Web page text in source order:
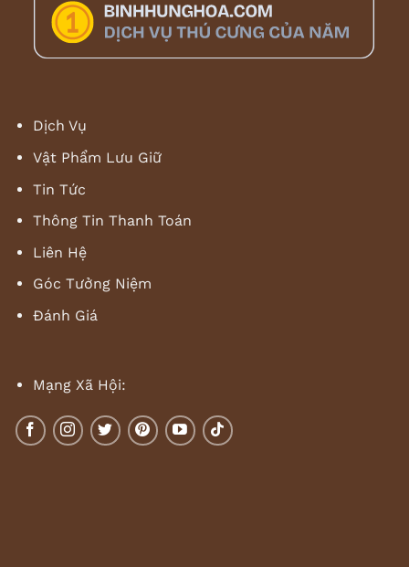
Dịch Vụ
Vật Phẩm Lưu Giữ
Tin Tức
Thông Tin Thanh Toán
Liên Hệ
Góc Tưởng Niệm
Đánh Giá
Mạng Xã Hội: